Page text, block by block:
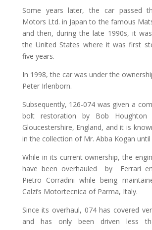
Some years later, the car passed
Motors Ltd. in Japan to the famous
and then, during the late 1990s, it
the United States where it was first
five years.
In 1998, the car was under the
Peter Irlenborn.
Subsequently, 126-074 was given a
bolt restoration by Bob
Gloucestershire, England, and it is
in the collection of Mr. Abba Kogan until
While in its current ownership, the
have been overhauled by Ferrari
Pietro Corradini while being
Calzi’s Motortecnica of Parma, Italy.
Since its overhaul, 074 has covered
and has only been driven less